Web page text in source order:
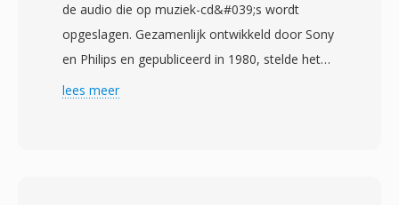
de audio die op muziek-cd&#039;s wordt
opgeslagen. Gezamenlijk ontwikkeld door Sony
en Philips en gepubliceerd in 1980, stelde het
parameters vast die digitale audio tientallen
lees meer